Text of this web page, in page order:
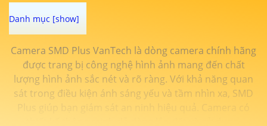
Camera SMD Plus VanTech là dòng camera chính hãng
được trang bị công nghệ hình ảnh mang đến chất
lượng hình ảnh sắc nét và rõ ràng. Với khả năng quan
sát trong điều kiện ánh sáng yếu và tầm nhìn xa, SMD
Plus giúp bạn giám sát an ninh hiệu quả. Camera có